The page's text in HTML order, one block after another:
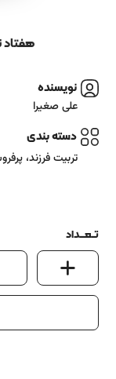
تماس
هفتاد
نویسنده
علی صغیرا
دسته بندی
تربیت فرزند،
تــعـــداد